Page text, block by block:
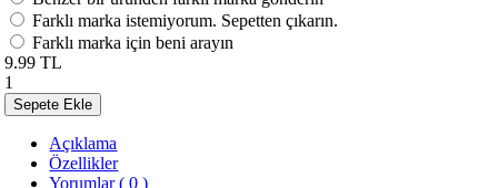
Farklı marka istemiyorum. Sepetten çıkarın.
Farklı marka için beni arayın
9.99 TL
1
Sepete Ekle
Açıklama
Özellikler
Yorumlar ( 0 )